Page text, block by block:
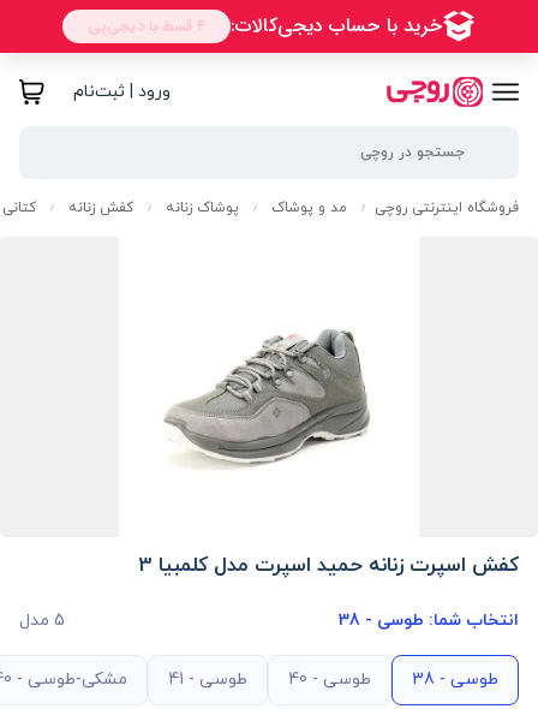
ورود | ثبت‌نام
فروشگاه اینترنتی روچی / مد و پوشاک / پوشاک زنانه / کفش زنانه / کتانی
کفش اسپرت زنانه حمید اسپرت مدل کلمبیا 3
انتخاب شما: طوسی - 38 5 مدل
طوسی - 38 طوسی - 40 طوسی - 41 مشکی-طوسی - 40